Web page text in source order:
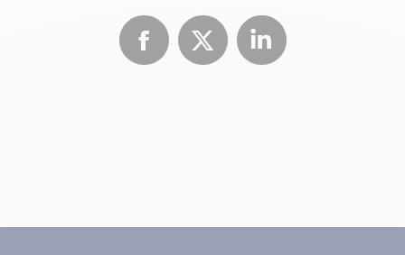
Facebook
X LinkedIn